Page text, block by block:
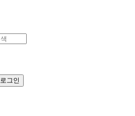
로그인